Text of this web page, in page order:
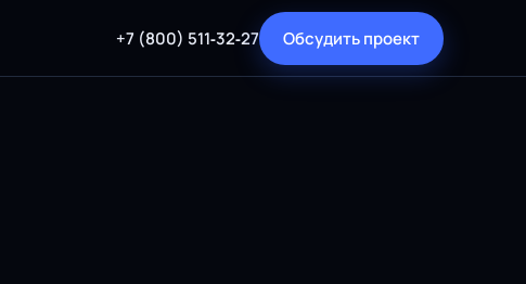
+7 (800) 511‑32‑27 Обсудить проект